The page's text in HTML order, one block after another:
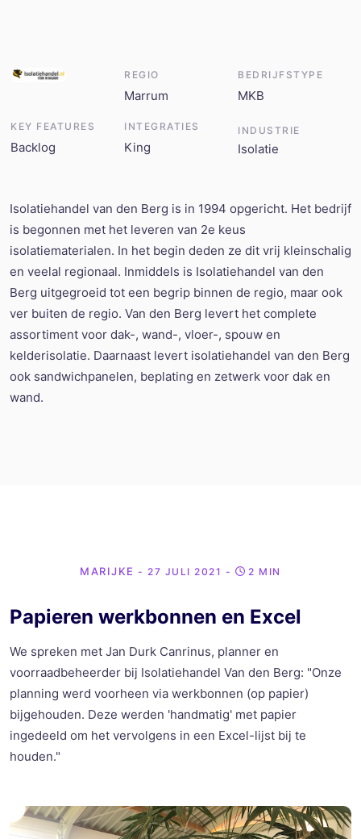
Isolatiehandel van den Berg is in 1994 opgericht. Het bedrijf
is begonnen met het leveren van 2e keus
isolatiematerialen. In het begin deden ze dit vrij kleinschalig
en veelal regionaal. Inmiddels is Isolatiehandel van den
Berg uitgegroeid tot een begrip binnen de regio, maar ook
ver buiten de regio. Van den Berg levert het complete
assortiment voor dak-, wand-, vloer-, spouw en
kelderisolatie. Daarnaast levert isolatiehandel van den Berg
ook sandwichpanelen, beplating en zetwerk voor dak en
wand.
REGIO
Marrum
BEDRIJFSTYPE
MKB
KEY FEATURES
Backlog
INTEGRATIES
King
INDUSTRIE
Isolatie
MARIJKE - 27 JULI 2021 - 2 MIN
Papieren werkbonnen en Excel
We spreken met Jan Durk Canrinus, planner en
voorraadbeheerder bij Isolatiehandel Van den Berg: "Onze
planning werd voorheen via werkbonnen (op papier)
bijgehouden. Deze werden 'handmatig' met papier
ingedeeld om het vervolgens in een Excel-lijst bij te
houden."